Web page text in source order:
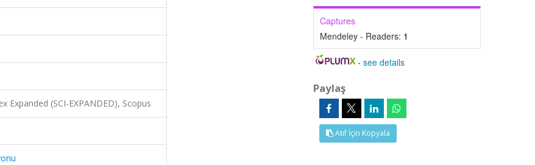
Expanded (SCI-EXPANDED), Scopus
Captures
Mendeley - Readers: 1
-see details
Paylaş
Atıf İçin Kopyala